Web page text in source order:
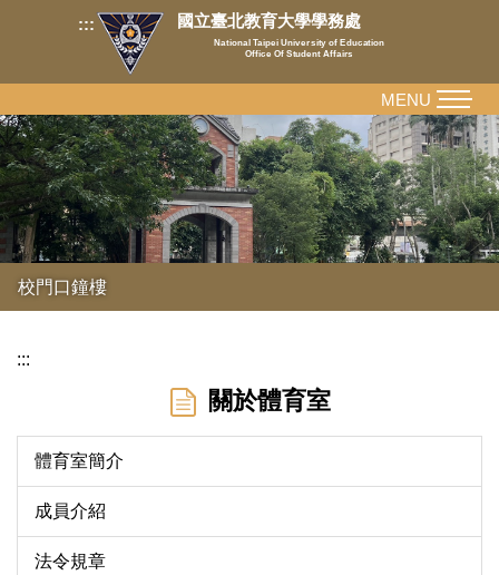
內
容
區
::: 國立臺北教育大學學務處
National Taipei University of Education
Office Of Student Affairs
校門口鐘樓
MENU
:::
關於體育室
體育室簡介
成員介紹
法令規章